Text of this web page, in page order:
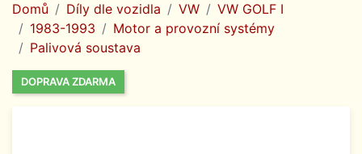
Domů Díly dle vozidla VW
VW GOLF I
1983-1993
Motor a provozní systémy
Palivová soustava
DOPRAVA ZDARMA